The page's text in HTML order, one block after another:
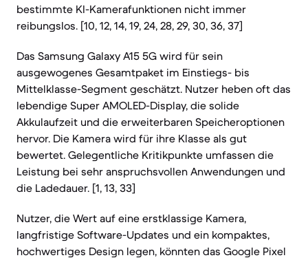
bestimmte KI-Kamerafunktionen nicht immer
reibungslos. [10, 12, 14, 19, 24, 28, 29, 30, 36, 37]
Das Samsung Galaxy A15 5G wird für sein
ausgewogenes Gesamtpaket im Einstiegs- bis
Mittelklasse-Segment geschätzt. Nutzer heben oft das
lebendige Super AMOLED-Display, die solide
Akkulaufzeit und die erweiterbaren Speicheroptionen
hervor. Die Kamera wird für ihre Klasse als gut
bewertet. Gelegentliche Kritikpunkte umfassen die
Leistung bei sehr anspruchsvollen Anwendungen und
die Ladedauer. [1, 13, 33]
Nutzer, die Wert auf eine erstklassige Kamera,
langfristige Software-Updates und ein kompaktes,
hochwertiges Design legen, könnten das Google Pixel